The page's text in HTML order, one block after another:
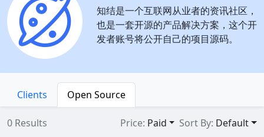
知结是一个互联网从业者的资讯社区，
也是一套开源的产品解决方案，这个开
发者账号将公开自己的项目源码。
Clients Open Source
0 Results Price: Paid Sort By: Default